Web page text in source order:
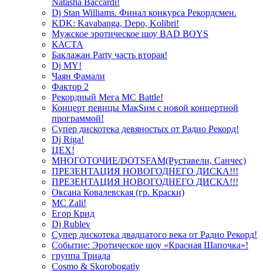
Natasha Baccardi!
Dj Stan Williams. Финал конкурса Рекордсмен.
KDK: Kavabanga, Depo, Kolibri!
Мужское эротическое шоу BAD BOYS
КАСТА
Баклажан Party часть вторая!
Dj MY!
Чаян Фамали
Фактор 2
Рекордный Мега МС Battle!
Концерт певицы МакSим с новой концертной
программой!
Супер дискотека девяностых от Радио Рекорд!
Dj Riga!
ЦЕХ!
МНОГОТОЧИЕ/DOTSFAM(Руставели, Санчес)
ПРЕЗЕНТАЦИЯ НОВОГОДНЕГО ДИСКА!!!
ПРЕЗЕНТАЦИЯ НОВОГОДНЕГО ДИСКА!!!
Оксана Ковалевская (гр. Краски)
MC Zali!
Егор Крид
Dj Rublev
Супер дискотека двадцатого века от Радио Рекорд!
Событие: Эротическое шоу «Красная Шапочка»!
группа Триада
Cosmo & Skorobogatiy